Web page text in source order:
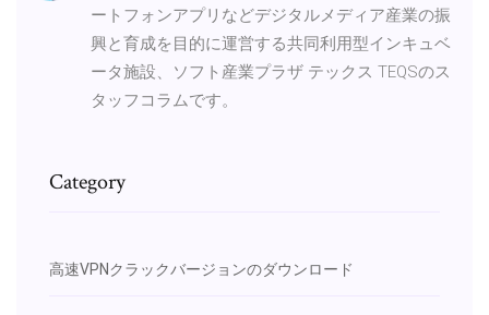
ートフォンアプリなどデジタルメディア産業の振
興と育成を目的に運営する共同利用型インキュベ
ータ施設、ソフト産業プラザ テックス TEQSのス
タッフコラムです。
Category
高速VPNクラックバージョンのダウンロード